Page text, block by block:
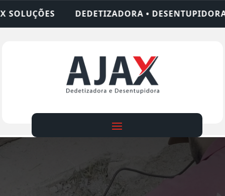
• DESENTUPIDORA • LIMPEZA DE FOSSA •